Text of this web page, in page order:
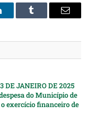
Tumblr Email
DE JANEIRO DE 2025
do Município de
exercício financeiro de